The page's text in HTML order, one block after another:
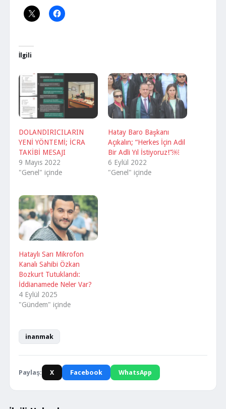
İlgili
DOLANDIRICILARIN
YENİ YÖNTEMİ; İCRA
TAKİBİ MESAJI
9 Mayıs 2022
"Genel" içinde
Hatay Baro Başkanı
Açıkalın; “Herkes İçin Adil
Bir Adli Yıl İstiyoruz!”￼
6 Eylül 2022
"Genel" içinde
Hataylı Sarı Mikrofon
Kanalı Sahibi Özkan
Bozkurt Tutuklandı:
İddianamede Neler Var?
4 Eylül 2025
"Gündem" içinde
inanmak
Paylaş: X Facebook WhatsApp